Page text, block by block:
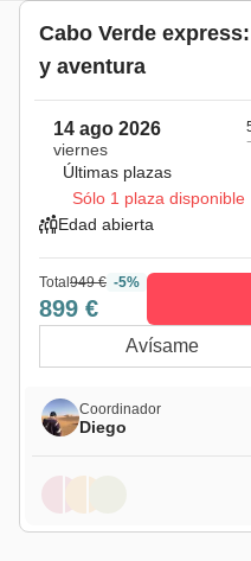
Cabo Verde
y aventura
14 ago 2026
viernes
Últimas plazas
Sólo 1 plaza disponible
Edad abierta
Total949 € -5%
899 €
Avísame
Coordinador
Diego